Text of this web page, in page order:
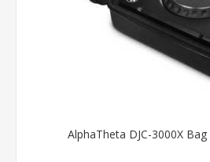
AlphaTheta DJC-3000X Bag